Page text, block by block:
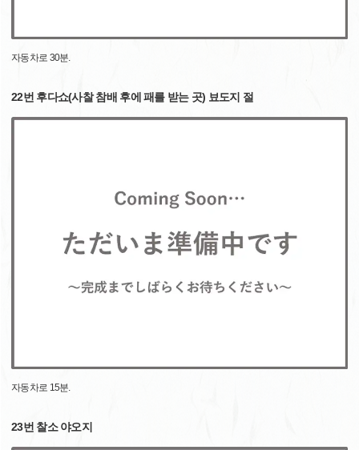
자동차로 30분.
22번 후다쇼(사찰 참배 후에 패를 받는 곳) 뵤도지 절
자동차로 15분.
23번 찰소 야오지